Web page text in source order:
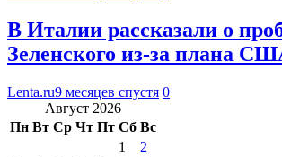
В Италии рассказали о
Зеленского из-за плана
Lenta.ru9 месяцев спустя 0
Август 2026
Пн Вт Ср Чт Пт Сб Вс
1
2